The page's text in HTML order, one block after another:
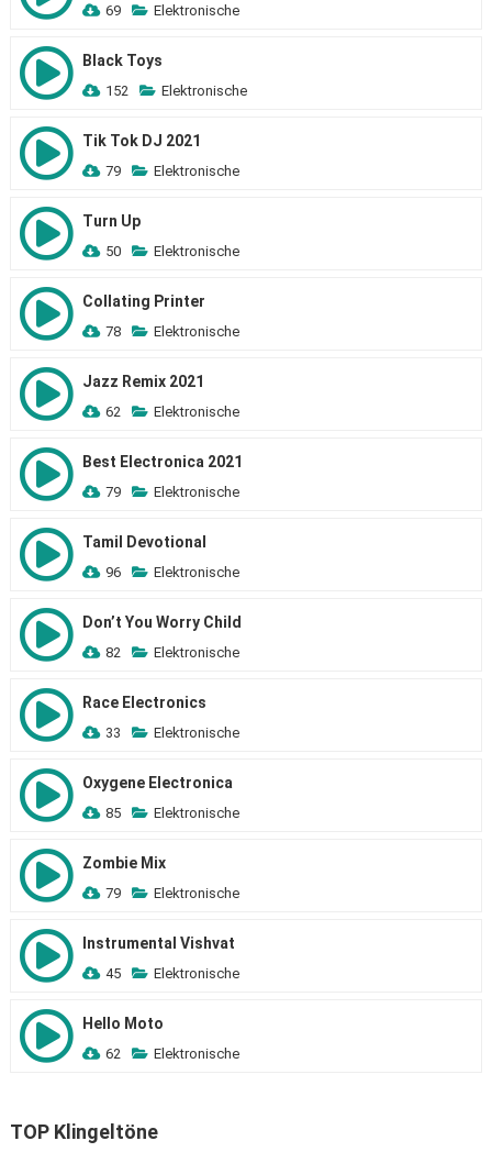
69 Elektronische
Black Toys
152 Elektronische
Tik Tok DJ 2021
79 Elektronische
Turn Up
50 Elektronische
Collating Printer
78 Elektronische
Jazz Remix 2021
62 Elektronische
Best Electronica 2021
79 Elektronische
Tamil Devotional
96 Elektronische
Don’t You Worry Child
82 Elektronische
Race Electronics
33 Elektronische
Oxygene Electronica
85 Elektronische
Zombie Mix
79 Elektronische
Instrumental Vishvat
45 Elektronische
Hello Moto
62 Elektronische
TOP Klingeltöne